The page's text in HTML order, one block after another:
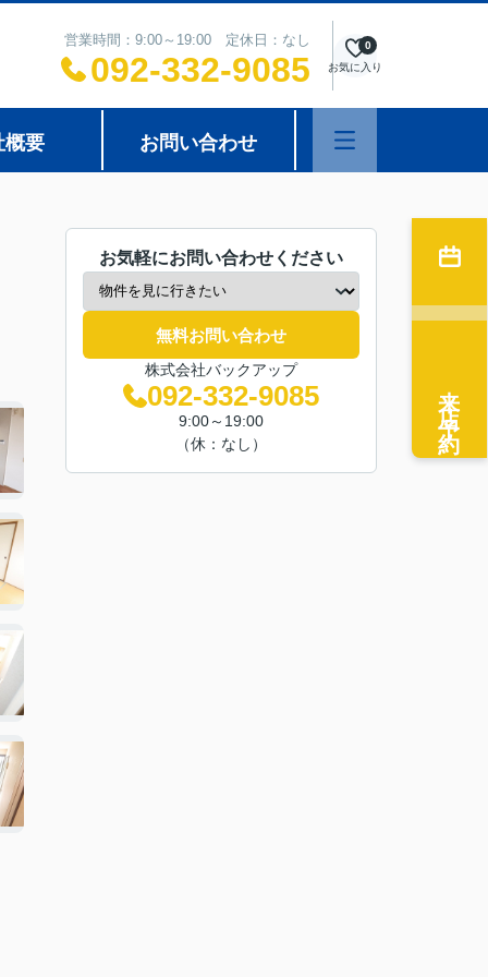
営業時間：9:00～19:00 定休日：なし
092-332-9085 お気に入り
0
概要 お問い合わせ
お気軽にお問い合わせください
無料お問い合わせ
株式会社バックアップ
092-332-9085
9:00～19:00
（休：なし）
来店予約